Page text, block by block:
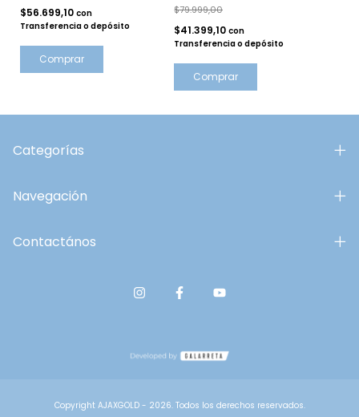
$56.699,10 con
Transferencia o depósito
Comprar
$79.999,00
$41.399,10con
Transferencia o depósito
Comprar
Categorías
Navegación
Contactános
Copyright AJAXGOLD - 2026. Todos los derechos reservados.